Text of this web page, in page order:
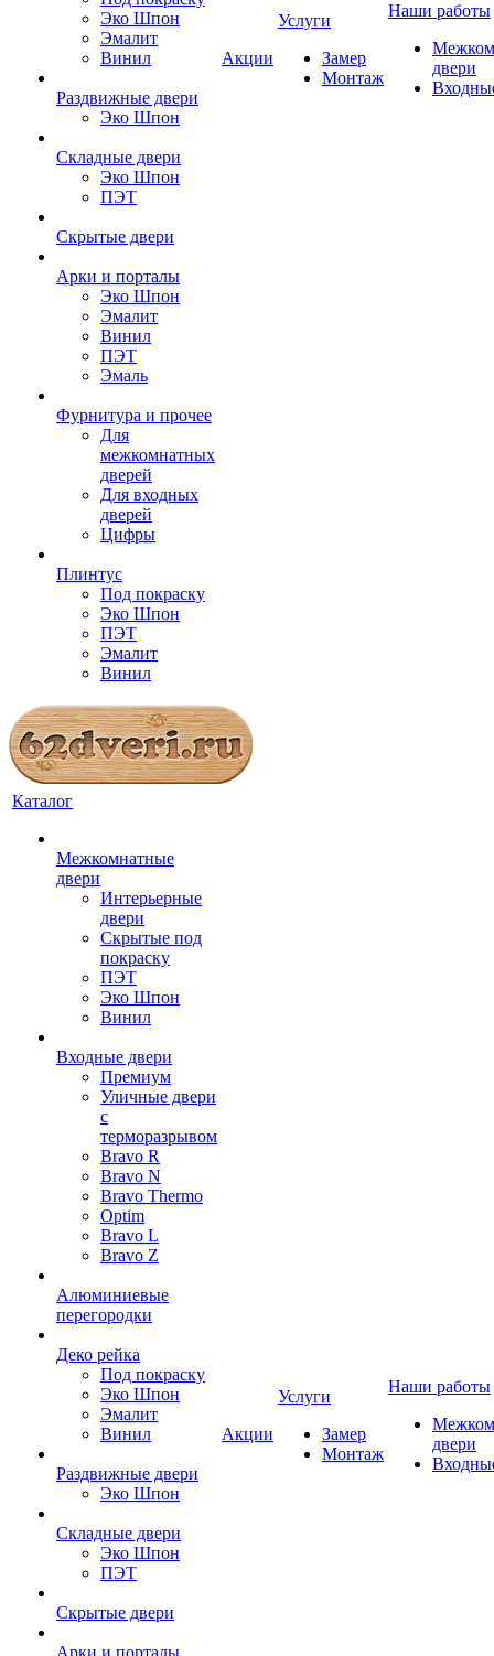
Эко Шпон
Эмалит
Винил
Раздвижные двери
Эко Шпон
Складные двери
Эко Шпон
ПЭТ
Скрытые двери
Арки и порталы
Эко Шпон
Эмалит
Винил
ПЭТ
Эмаль
Фурнитура и прочее
Для
межкомнатных
дверей
Для входных
дверей
Цифры
Плинтус
Под покраску
Эко Шпон
ПЭТ
Эмалит
Винил
Акции
Услуги
Замер
Монтаж
Наши работы
двери
Каталог
Межкомнатные
двери
Интерьерные
двери
Скрытые под
покраску
ПЭТ
Эко Шпон
Винил
Входные двери
Премиум
Уличные двери
с
терморазрывом
Bravo R
Bravo N
Bravo Thermo
Optim
Bravo L
Bravo Z
Алюминиевые
перегородки
Деко рейка
Под покраску
Эко Шпон
Эмалит
Винил
Раздвижные двери
Эко Шпон
Складные двери
Эко Шпон
ПЭТ
Скрытые двери
Арки и порталы
Акции
Услуги
Замер
Монтаж
Наши работы
двери